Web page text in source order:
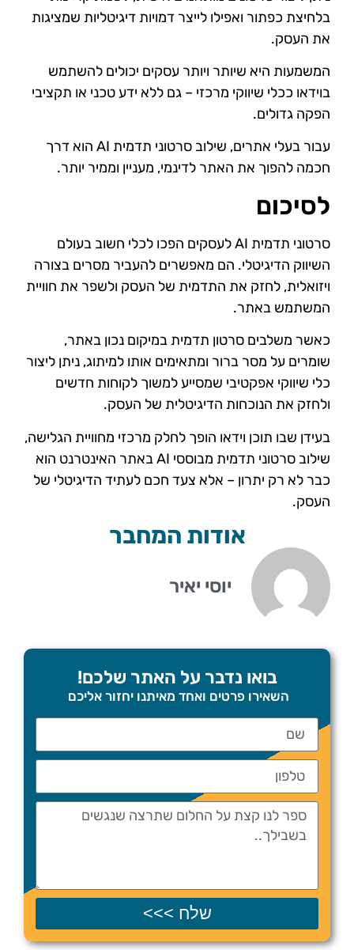
בלחיצת כפתור ואפילו לייצר דמויות דיגיטליות שמציגות
את העסק.
המשמעות היא שיותר ויותר עסקים יכולים להשתמש
בוידאו ככלי שיווקי מרכזי – גם ללא ידע טכני או תקציבי
הפקה גדולים.
עבור בעלי אתרים, שילוב סרטוני תדמית AI הוא דרך
חכמה להפוך את האתר לדינמי, מעניין וממיר יותר.
לסיכום
סרטוני תדמית AI לעסקים הפכו לכלי חשוב בעולם
השיווק הדיגיטלי. הם מאפשרים להעביר מסרים בצורה
ויזואלית, לחזק את התדמית של העסק ולשפר את חוויית
המשתמש באתר.
כאשר משלבים סרטון תדמית במיקום נכון באתר,
שומרים על מסר ברור ומתאימים אותו למיתוג, ניתן ליצור
כלי שיווקי אפקטיבי שמסייע למשוך לקוחות חדשים
ולחזק את הנוכחות הדיגיטלית של העסק.
בעידן שבו תוכן וידאו הופך לחלק מרכזי מחוויית הגלישה,
שילוב סרטוני תדמית מבוססי AI באתר האינטרנט הוא
כבר לא רק יתרון – אלא צעד חכם לעתיד הדיגיטלי של
העסק.
אודות המחבר
יוסי יאיר
בואו נדבר על האתר שלכם!
השאירו פרטים ואחד מאיתנו יחזור אליכם
שלח >>>